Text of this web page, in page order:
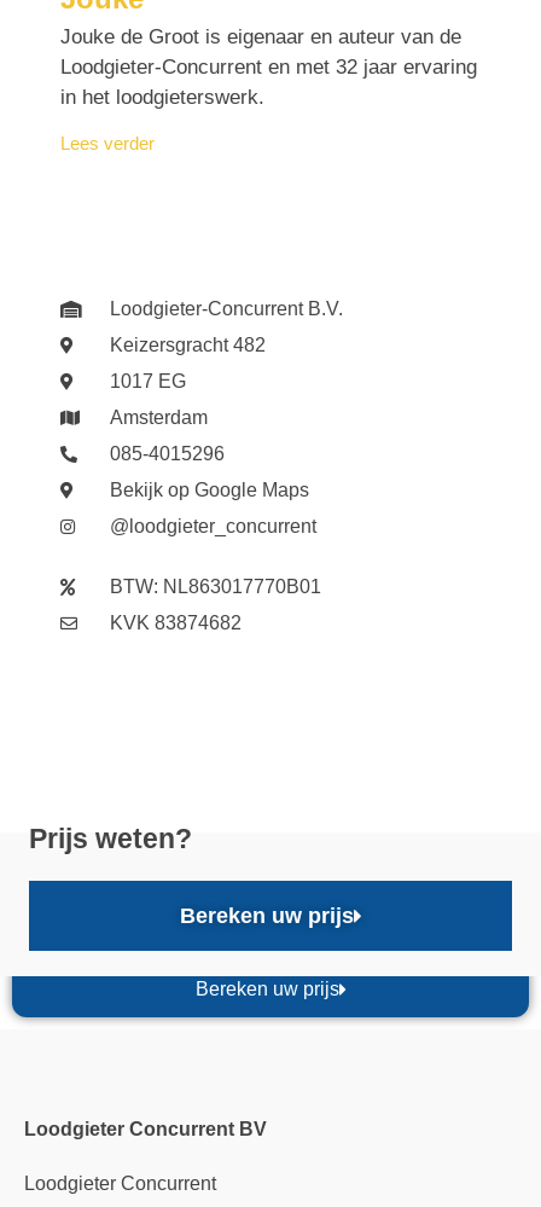
Jouke de Groot is eigenaar en auteur van de
Loodgieter-Concurrent en met 32 jaar ervaring
in het loodgieterswerk.
Lees verder
Loodgieter-Concurrent B.V.
Keizersgracht 482
1017 EG
Amsterdam
085-4015296
Bekijk op Google Maps
@loodgieter_concurrent
BTW: NL863017770B01
KVK 83874682
Prijs weten?
Bereken uw prijs
Bereken uw prijs
Loodgieter Concurrent BV
Loodgieter Concurrent